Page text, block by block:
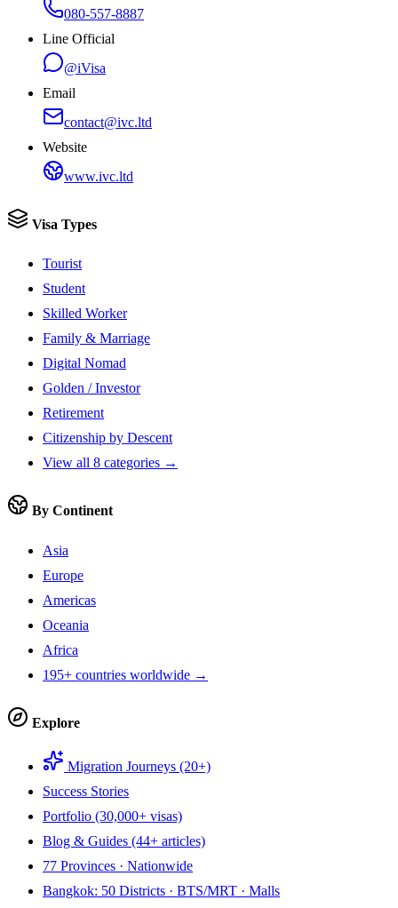
080-557-8887
Line Official
@iVisa
Email
contact@ivc.ltd
Website
www.ivc.ltd
Visa Types
Tourist
Student
Skilled Worker
Family & Marriage
Digital Nomad
Golden / Investor
Retirement
Citizenship by Descent
View all 8 categories →
By Continent
Asia
Europe
Americas
Oceania
Africa
195+ countries worldwide →
Explore
Migration Journeys (20+)
Success Stories
Portfolio (30,000+ visas)
Blog & Guides (44+ articles)
77 Provinces · Nationwide
Bangkok: 50 Districts · BTS/MRT · Malls